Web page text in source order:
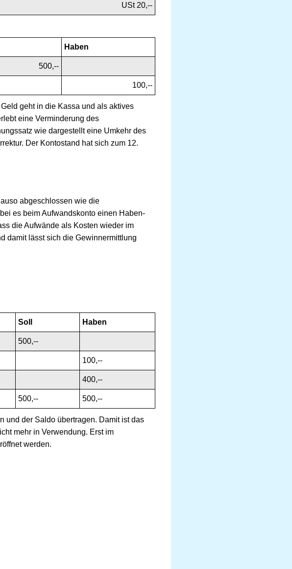
USt 20,--
Haben
500,--
100,--
geht in die Kassa und als aktives
eine Verminderung des
wie dargestellt eine Umkehr des
Der Kontostand hat sich zum 12.
abgeschlossen wie die
es beim Aufwandskonto einen Haben-
die Aufwände als Kosten wieder im
damit lässt sich die Gewinnermittlung
Soll Haben
500,--
100,--
400,--
500,-- 500,--
und der Saldo übertragen. Damit ist das
mehr in Verwendung. Erst im
werden.